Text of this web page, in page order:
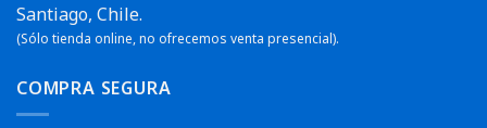
Santiago, Chile.
(Sólo tienda online, no ofrecemos venta presencial).
COMPRA SEGURA